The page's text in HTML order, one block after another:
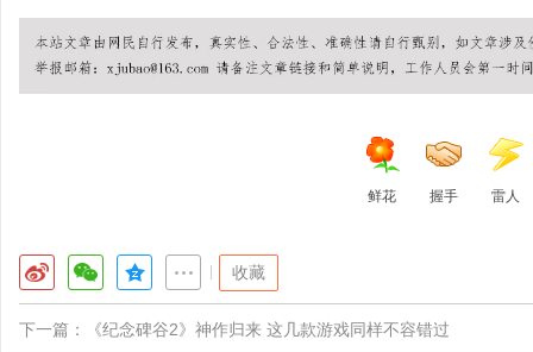
鲜花 握手 雷人
收藏
下一篇： 《纪念碑谷2》神作归来 这几款游戏同样不容错过